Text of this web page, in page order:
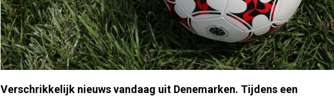
Verschrikkelijk nieuws vandaag uit Denemarken. Tijdens een